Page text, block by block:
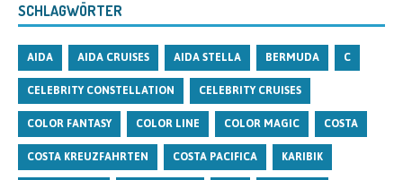
SCHLAGWÖRTER
AIDA AIDA CRUISES AIDA STELLA BERMUDA C
CELEBRITY CONSTELLATION CELEBRITY CRUISES
COLOR FANTASY COLOR LINE COLOR MAGIC COSTA
COSTA KREUZFAHRTEN COSTA PACIFICA KARIBIK